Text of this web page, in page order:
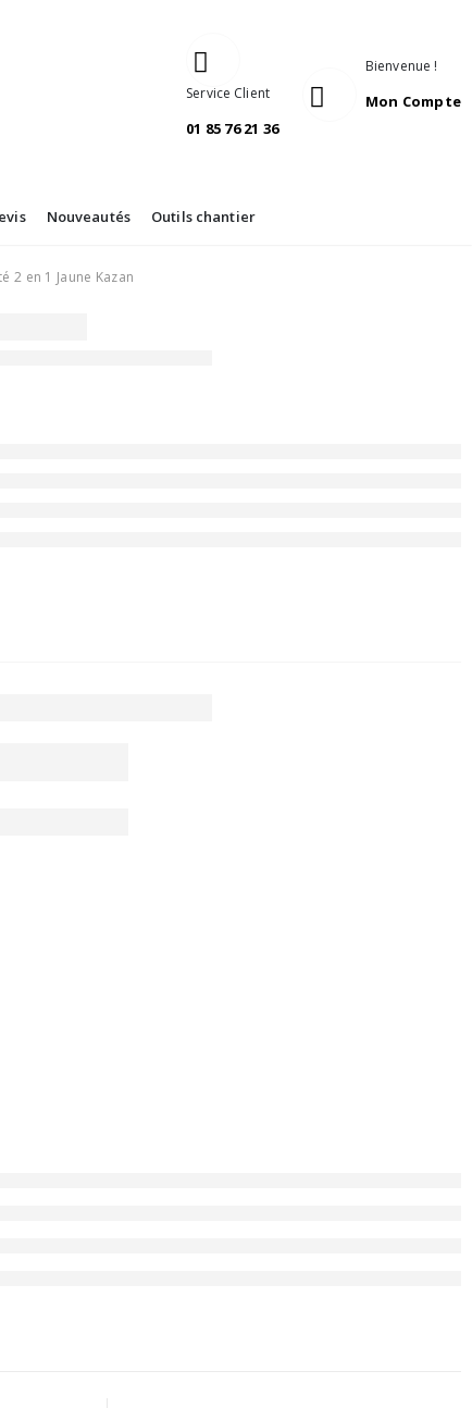
Service Client
01 85 76 21 36
Bienvenue !
Mon Compte
Nouveautés Outils chantier
2 en 1 Jaune Kazan